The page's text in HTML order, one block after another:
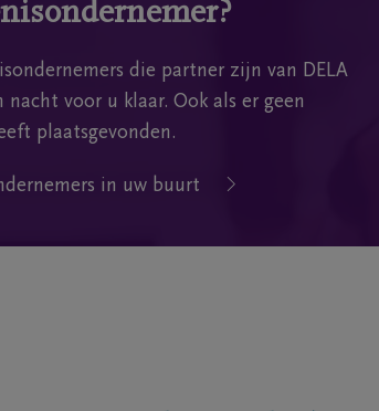
die partner zijn van DELA
nacht voor u klaar. Ook als er geen
plaatsgevonden.
in uw buurt